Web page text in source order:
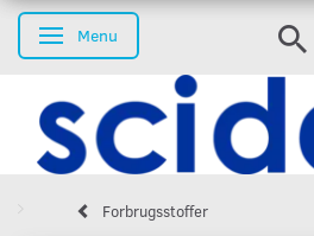
Skifte navigation
Menu
Forbrugsstoffer